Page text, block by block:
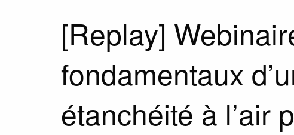
[Replay]
fondamentaux
étanchéité à l’air